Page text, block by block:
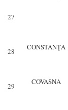
27
28 CONSTANŢA
29 COVASNA